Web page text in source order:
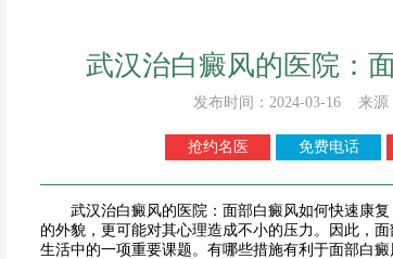
武汉治白癜风的医院：
发布时间：2024-03-16 来源
抢约名医 免费电话
武汉治白癜风的医院：面部白癜风如何快速康复
的外貌，更可能对其心理造成不小的压力。因此，
生活中的一项重要课题。有哪些措施有利于面部白